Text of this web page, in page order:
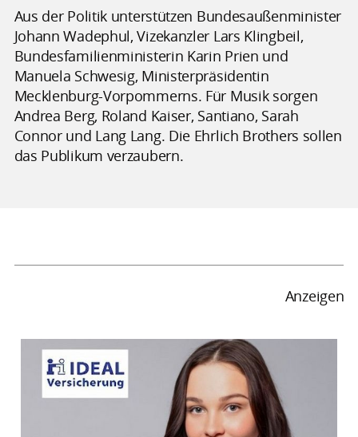
Aus der Politik unterstützen Bundesaußenminister
Johann Wadephul, Vizekanzler Lars Klingbeil,
Bundesfamilienministerin Karin Prien und
Manuela Schwesig, Ministerpräsidentin
Mecklenburg-Vorpommerns. Für Musik sorgen
Andrea Berg, Roland Kaiser, Santiano, Sarah
Connor und Lang Lang. Die Ehrlich Brothers sollen
das Publikum verzaubern.
Anzeigen